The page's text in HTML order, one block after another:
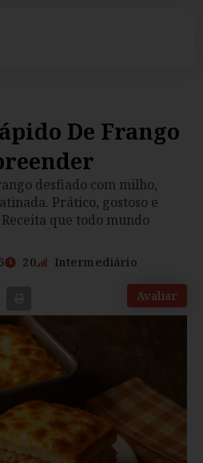
De Frango
desfiado com milho,
Prático, gostoso e
que todo mundo
20
Intermediário
Avaliar